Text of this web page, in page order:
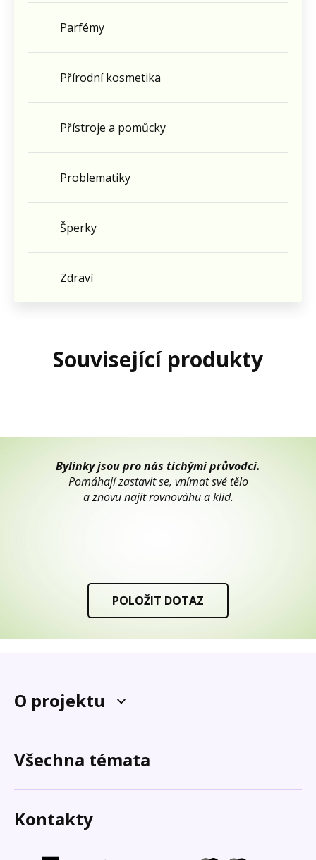
Parfémy
Přírodní kosmetika
Přístroje a pomůcky
Problematiky
Šperky
Zdraví
Související produkty
Bylinky jsou pro nás tichými průvodci.
Pomáhají zastavit se, vnímat své tělo
a znovu najít rovnováhu a klid.
POLOŽIT DOTAZ
O projektu
Všechna témata
Kontakty